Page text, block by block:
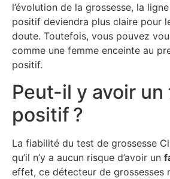
l’évolution de la grossesse, la
positif deviendra plus claire pour
doute. Toutefois, vous pouvez
comme une femme enceinte au
positif.
Peut-il y avoir un
positif ?
La fiabilité du test de grossesse
qu’il n’y a aucun risque d’avoir un
effet, ce détecteur de grossesses